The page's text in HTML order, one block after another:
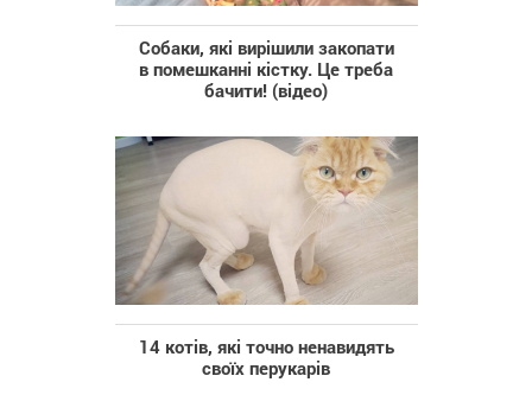
Собаки, які вирішили закопати
в помешканні кістку. Це треба
бачити! (відео)
14 котів, які точно ненавидять
своїх перукарів